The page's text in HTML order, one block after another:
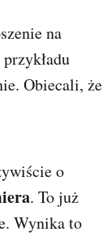
na
Obiecali, że
o
. To już
Wynika to